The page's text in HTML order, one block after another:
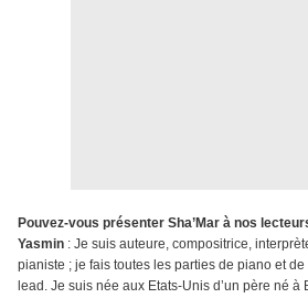
Pouvez-vous présenter Sha’Mar à nos
Yasmin : Je suis auteure, compositrice,
pianiste ; je fais toutes les parties de piano et
lead. Je suis née aux Etats-Unis d’un père né à